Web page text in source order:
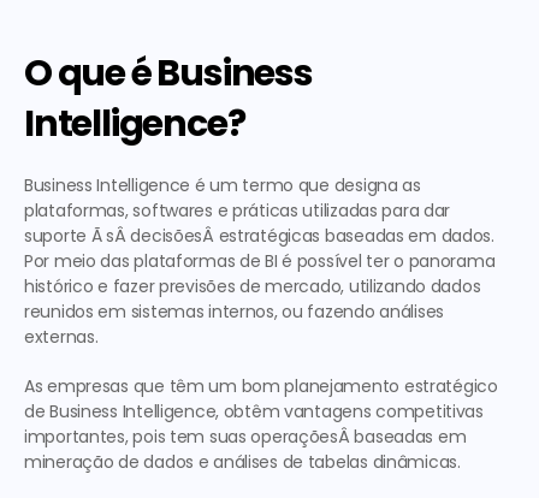
O que é Business
Intelligence?
Business Intelligence é um termo que designa as
plataformas, softwares e práticas utilizadas para dar
suporte Ã sÂ decisõesÂ estratégicas baseadas em dados.
Por meio das plataformas de BI é possível ter o panorama
histórico e fazer previsões de mercado, utilizando dados
reunidos em sistemas internos, ou fazendo análises
externas.
As empresas que têm um bom planejamento estratégico
de Business Intelligence, obtêm vantagens competitivas
importantes, pois tem suas operaçõesÂ baseadas em
mineração de dados e análises de tabelas dinâmicas.